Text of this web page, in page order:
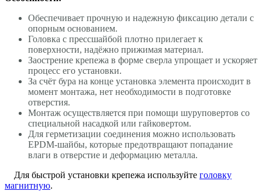
Обеспечивает прочную и надежную фиксацию детали с
опорным основанием.
Головка с прессшайбой плотно прилегает к
поверхности, надёжно прижимая материал.
Заострение крепежа в форме сверла упрощает и ускоряет
процесс его установки.
За счёт бура на конце установка элемента происходит в
момент монтажа, нет необходимости в подготовке
отверстия.
Монтаж осуществляется при помощи шуруповертов со
специальной насадкой или гайковертом.
Для герметизации соединения можно использовать
EPDM-шайбы, которые предотвращают попадание
влаги в отверстие и деформацию металла.
Для быстрой установки крепежа используйте головку
магнитную.